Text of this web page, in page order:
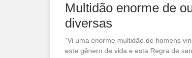
Multidão enorme de
diversas
“Vi uma enorme multidão de homens
este gênero de vida e esta Regra de